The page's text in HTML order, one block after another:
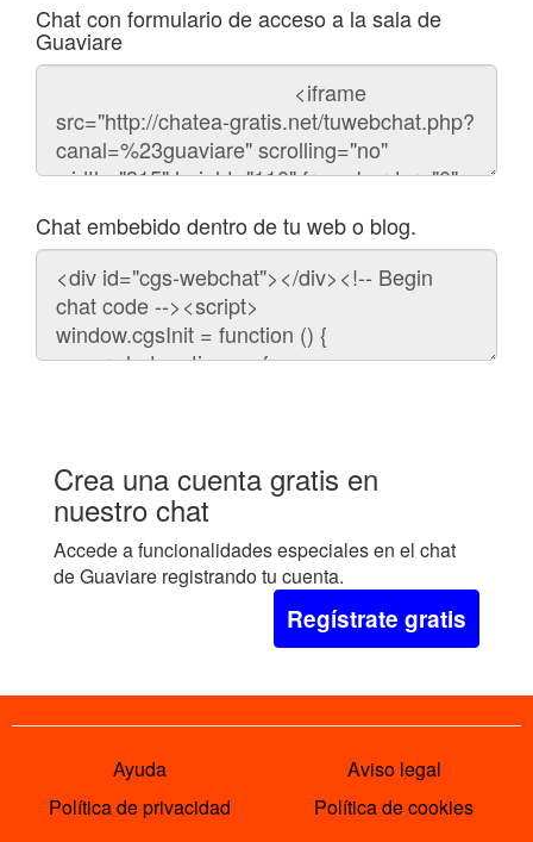
Chat con formulario de acceso a la sala de
Guaviare
Código
chat
Chat embebido dentro de tu web o blog.
Código
para
embeber
chat
Crea una cuenta gratis en
nuestro chat
Accede a funcionalidades especiales en el chat
de Guaviare registrando tu cuenta.
Regístrate gratis
Ayuda
Aviso legal
Política de privacidad
Política de cookies